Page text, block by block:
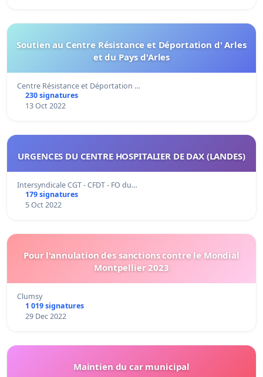
Soutien au Centre Résistance et Déportation d' Arles
et du Pays d'Arles
Centre Résistance et Déportation …
230 signatures
13 Oct 2022
URGENCES DU CENTRE HOSPITALIER DE DAX (LANDES)
Intersyndicale CGT - CFDT - FO du…
179 signatures
5 Oct 2022
Pour l'annulation des sanctions contre le Mondial
Montpellier 2023
Clumsy
1 019 signatures
29 Dec 2022
Maintien du car municipal